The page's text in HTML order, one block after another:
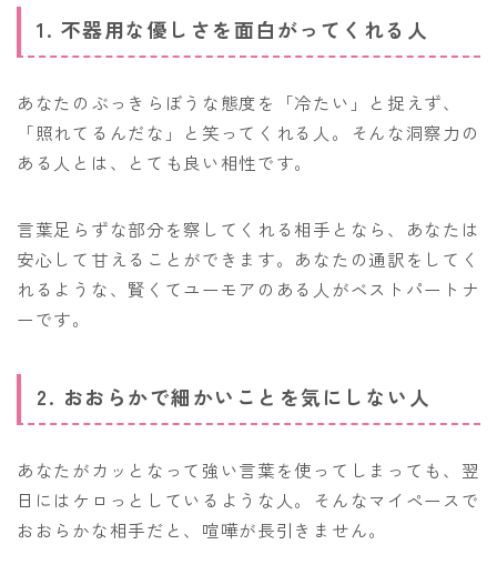
1. 不器用な優しさを面白がってくれる人
あなたのぶっきらぼうな態度を「冷たい」と捉えず、
「照れてるんだな」と笑ってくれる人。そんな洞察力の
ある人とは、とても良い相性です。
言葉足らずな部分を察してくれる相手となら、あなたは
安心して甘えることができます。あなたの通訳をしてく
れるような、賢くてユーモアのある人がベストパートナ
ーです。
2. おおらかで細かいことを気にしない人
あなたがカッとなって強い言葉を使ってしまっても、翌
日にはケロっとしているような人。そんなマイペースで
おおらかな相手だと、喧嘩が長引きません。